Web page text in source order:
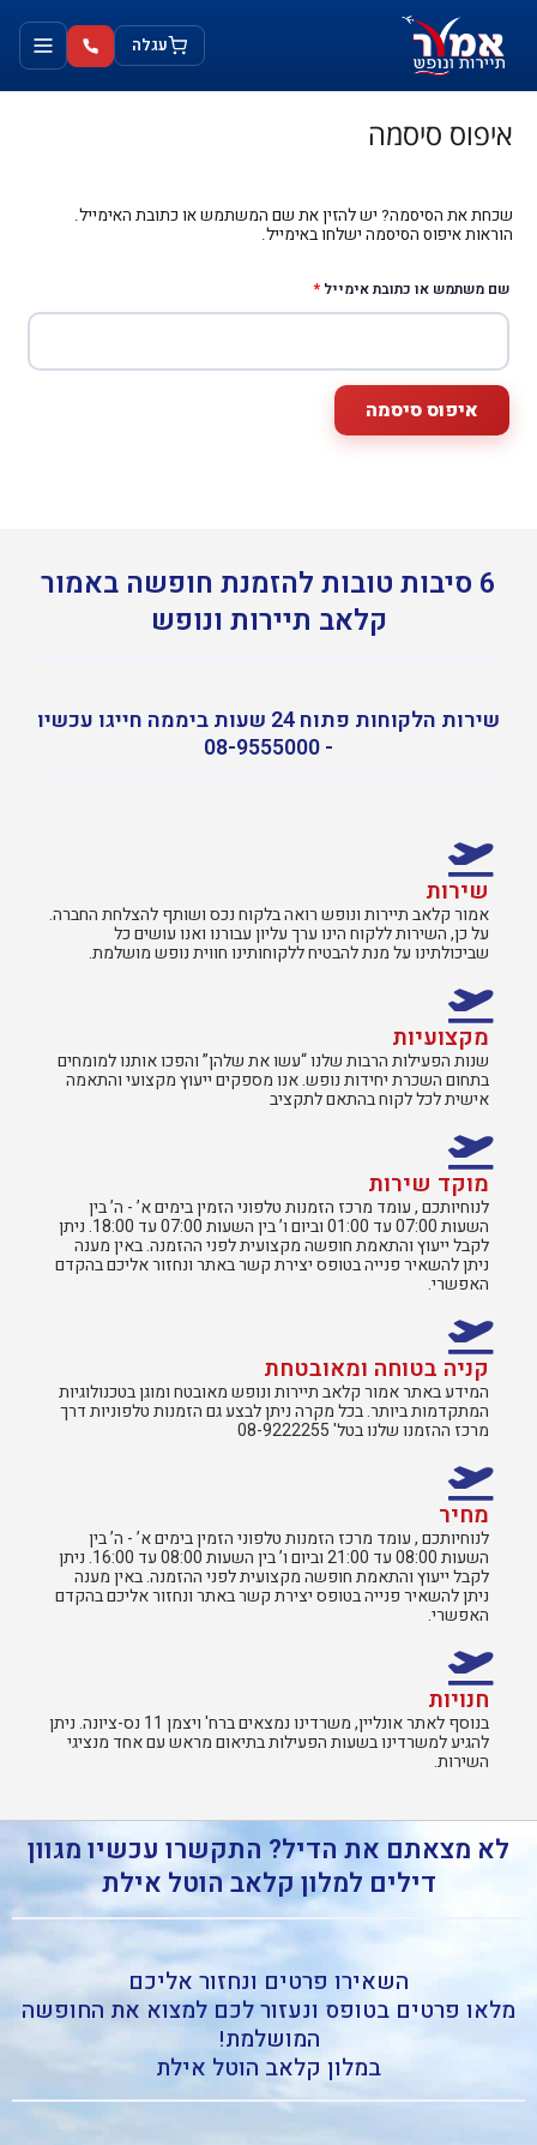
עגלה
איפוס סיסמה
שכחת את הסיסמה? יש להזין את שם המשתמש או כתובת האימייל.
הוראות איפוס הסיסמה ישלחו באימייל.
שם משתמש או כתובת אימייל *
איפוס סיסמה
6 סיבות טובות להזמנת חופשה באמור
קלאב תיירות ונופש
שירות הלקוחות פתוח 24 שעות ביממה חייגו עכשיו
- 08-9555000
שירות
אמור קלאב תיירות ונופש רואה בלקוח נכס ושותף להצלחת החברה.
על כן, השירות ללקוח הינו ערך עליון עבורנו ואנו עושים כל
שביכולתינו על מנת להבטיח ללקוחותינו חווית נופש מושלמת.
מקצועיות
שנות הפעילות הרבות שלנו “עשו את שלהן” והפכו אותנו למומחים
בתחום השכרת יחידות נופש. אנו מספקים ייעוץ מקצועי והתאמה
אישית לכל לקוח בהתאם לתקציב
מוקד שירות
לנוחיותכם , עומד מרכז הזמנות טלפוני הזמין בימים א’ - ה’ בין
השעות 07:00 עד 01:00 וביום ו’ בין השעות 07:00 עד 18:00. ניתן
לקבל ייעוץ והתאמת חופשה מקצועית לפני ההזמנה. באין מענה
ניתן להשאיר פנייה בטופס יצירת קשר באתר ונחזור אליכם בהקדם
האפשרי.
קניה בטוחה ומאובטחת
המידע באתר אמור קלאב תיירות ונופש מאובטח ומוגן בטכנולוגיות
המתקדמות ביותר. בכל מקרה ניתן לבצע גם הזמנות טלפוניות דרך
מרכז ההזמנו שלנו בטל' 08-9222255
מחיר
לנוחיותכם , עומד מרכז הזמנות טלפוני הזמין בימים א’ - ה’ בין
השעות 08:00 עד 21:00 וביום ו’ בין השעות 08:00 עד 16:00. ניתן
לקבל ייעוץ והתאמת חופשה מקצועית לפני ההזמנה. באין מענה
ניתן להשאיר פנייה בטופס יצירת קשר באתר ונחזור אליכם בהקדם
האפשרי.
חנויות
בנוסף לאתר אונליין, משרדינו נמצאים ברח' ויצמן 11 נס-ציונה. ניתן
להגיע למשרדינו בשעות הפעילות בתיאום מראש עם אחד מנציגי
השירות.​
לא מצאתם את הדיל? התקשרו עכשיו מגוון
דילים למלון קלאב הוטל אילת
השאירו פרטים ונחזור אליכם
מלאו פרטים בטופס ונעזור לכם למצוא את החופשה
המושלמת!
במלון קלאב הוטל אילת